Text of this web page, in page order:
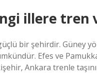
illere tren
bir şehirdir. Güney
Efes ve
Ankara trenle